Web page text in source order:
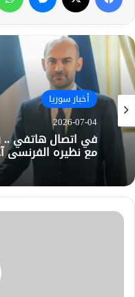
أخبار سوريا
2026-07-04
في اتصال هاتفي ..
مع نظيره الفرنسي